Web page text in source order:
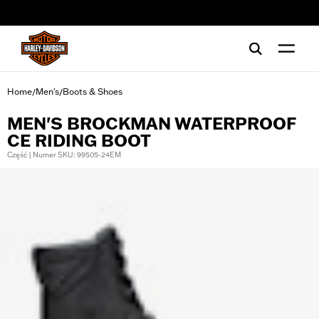
Home/Men's/Boots & Shoes
MEN'S BROCKMAN WATERPROOF
CE RIDING BOOT
Część | Numer SKU: 99505-24EM